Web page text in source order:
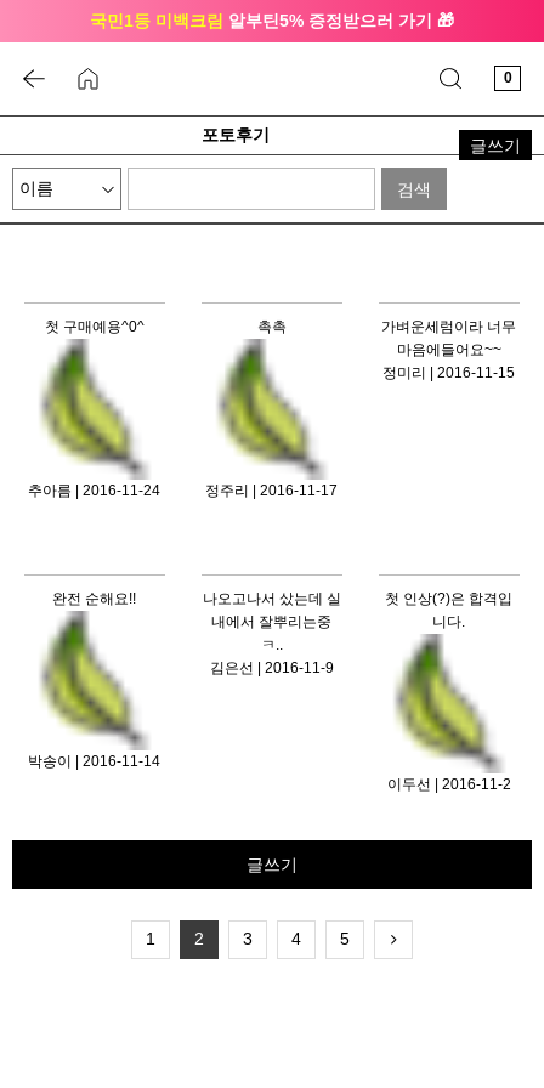
국민1등 미백크림 알부틴5% 증정받으러 가기 🎁
0
포토후기
글쓰기
검색
첫 구매예용^0^
추아름 | 2016-11-24
촉촉
정주리 | 2016-11-17
가벼운세럼이라 너무
마음에들어요~~
정미리 | 2016-11-15
완전 순해요!!
박송이 | 2016-11-14
나오고나서 샀는데 실
내에서 잘뿌리는중
ㅋ..
김은선 | 2016-11-9
첫 인상(?)은 합격입
니다.
이두선 | 2016-11-2
글쓰기
1 2 3 4 5